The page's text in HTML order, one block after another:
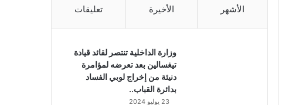
الأشهر الأخيرة تعليقات
وزارة الداخلية تنتصر لقائد قيادة
تيغسالين بعد تعرضه لمؤامرة
دنيئة من إخراج لوبي الفساد
بدائرة القباب..
23 يوليو 2024